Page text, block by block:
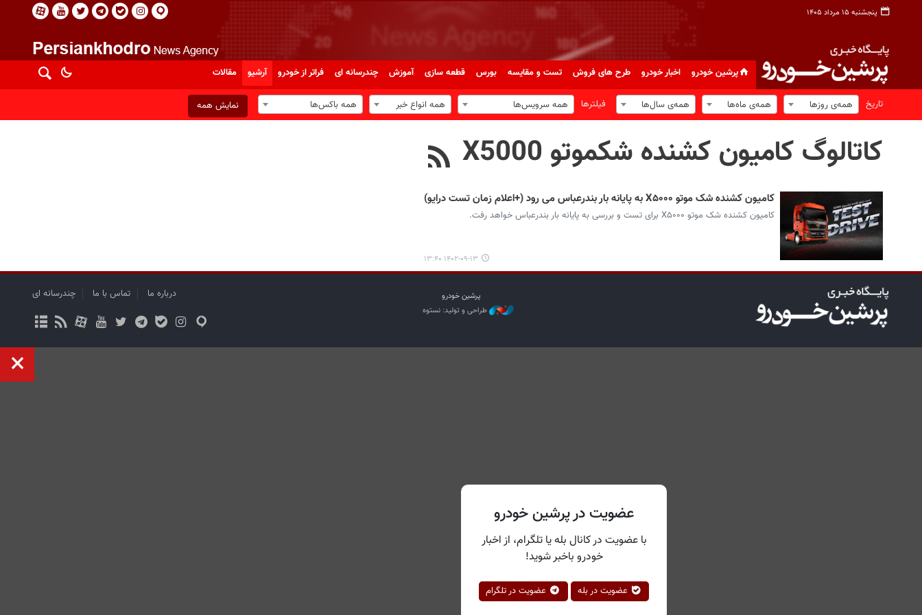
پنجشنبه ۱۵ مرداد ۱۴۰۵
پرشین خودرو اخبار خودرو طرح های فروش تست و مقایسه بورس قطعه سازی آموزش چندرسانه ای فراتر از خودرو آرشیو مقالات
تاریخ همه‌ی روزها همه‌ی ماه‌ها همه‌ی سال‌ها فیلترها همه سرویس‌ها همه انواع خبر همه باکس‌ها نمایش همه
کاتالوگ کامیون کشنده شکموتو X5000
کامیون کشنده شک موتو X۵۰۰۰ به پایانه بار بندرعباس می رود (+اعلام زمان تست درایو)
کامیون کشنده شک موتو X۵۰۰۰ برای تست و بررسی به پایانه بار بندرعباس خواهد رفت.
۱۴۰۲-۰۹-۱۳ ۱۳:۴۰
پرشین خودرو
طراحی و تولید: نستوه
درباره ما تماس با ما چندرسانه ای
عضویت در پرشین خودرو
با عضویت در کانال بله یا تلگرام، از اخبار
خودرو باخبر شوید!
عضویت در بله عضویت در تلگرام